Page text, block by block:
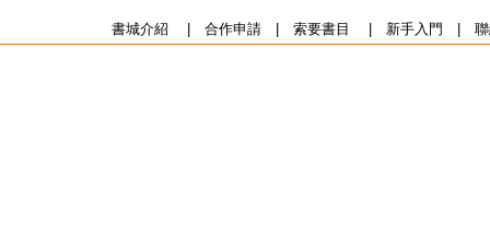
書城介紹 合作申請| 索要書目 新手入門